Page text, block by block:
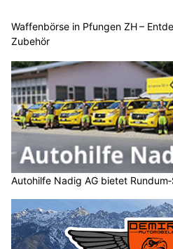
Waffenbörse in Pfungen ZH –
Zubehör
Autohilfe Nadig AG bietet